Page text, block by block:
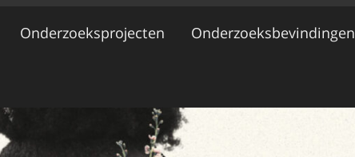
Onderzoeksprojecten Onderzoeksbevindingen